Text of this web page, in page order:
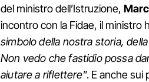
del ministro dell’Istruzione,
incontro con la Fidae, il ministro
simbolo della nostra storia,
Non vedo che fastidio possa
aiutare a riflettere”. E anche